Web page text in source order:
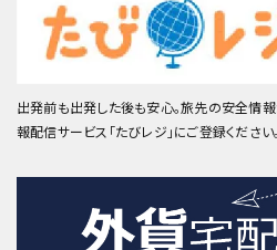
出発前も出発した後も安心。旅先の安全情
報配信サービス「たびレジ」にご登録ください。